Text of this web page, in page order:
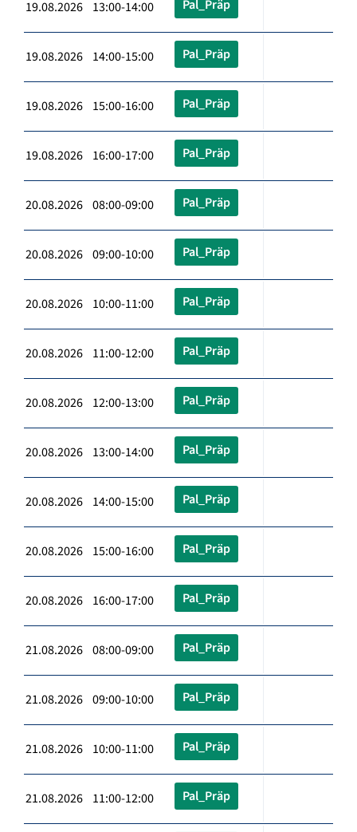
19.08.2026 13:00-14:00 Pal_Präp
19.08.2026 14:00-15:00 Pal_Präp
19.08.2026 15:00-16:00 Pal_Präp
19.08.2026 16:00-17:00 Pal_Präp
20.08.2026 08:00-09:00 Pal_Präp
20.08.2026 09:00-10:00 Pal_Präp
20.08.2026 10:00-11:00 Pal_Präp
20.08.2026 11:00-12:00 Pal_Präp
20.08.2026 12:00-13:00 Pal_Präp
20.08.2026 13:00-14:00 Pal_Präp
20.08.2026 14:00-15:00 Pal_Präp
20.08.2026 15:00-16:00 Pal_Präp
20.08.2026 16:00-17:00 Pal_Präp
21.08.2026 08:00-09:00 Pal_Präp
21.08.2026 09:00-10:00 Pal_Präp
21.08.2026 10:00-11:00 Pal_Präp
21.08.2026 11:00-12:00 Pal_Präp